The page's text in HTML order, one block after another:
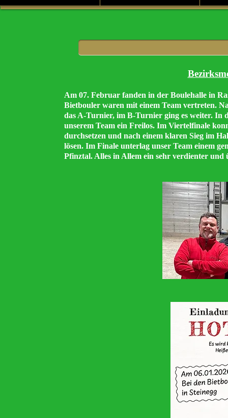
Am 07. Februar fanden in der Boulehalle in
Bietbouler waren mit einem Team vertreten.
das A-Turnier, im B-Turnier ging es weiter. In
unserem Team ein Freilos. Im Viertelfinale
durchsetzen und nach einem klaren Sieg im
lösen. Im Finale unterlag unser Team einem
Pfinztal. Alles in Allem ein sehr verdienter und